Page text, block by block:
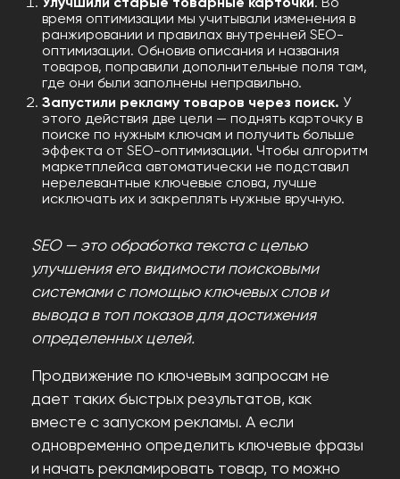
Улучшили старые товарные карточки. Во
время оптимизации мы учитывали изменения в
ранжировании и правилах внутренней SEO-
оптимизации. Обновив описания и названия
товаров, поправили дополнительные поля там,
где они были заполнены неправильно.
Запустили рекламу товаров через поиск. У
этого действия две цели — поднять карточку в
поиске по нужным ключам и получить больше
эффекта от SEO-оптимизации. Чтобы алгоритм
маркетплейса автоматически не подставил
нерелевантные ключевые слова, лучше
исключать их и закреплять нужные вручную.
SEO — это обработка текста с целью
улучшения его видимости поисковыми
системами с помощью ключевых слов и
вывода в топ показов для достижения
определенных целей.
Продвижение по ключевым запросам не
дает таких быстрых результатов, как
вместе с запуском рекламы. А если
одновременно определить ключевые фразы
и начать рекламировать товар, то можно